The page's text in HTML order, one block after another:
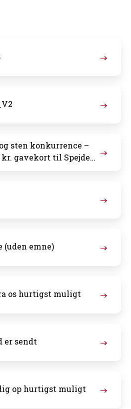
sten konkurrence –
kr. gavekort til Spejder
(uden emne)
os hurtigst muligt
er sendt
op hurtigst muligt